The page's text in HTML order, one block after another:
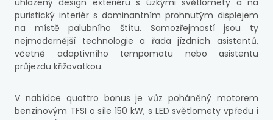
uhlazený design exteriéru s úzkými světlomety a na
puristický interiér s dominantním prohnutým displejem
na místě palubního štítu. Samozřejmostí jsou ty
nejmodernější technologie a řada jízdních asistentů,
včetně adaptivního tempomatu nebo asistentu
průjezdu křižovatkou.
V nabídce quattro bonus je vůz poháněný motorem
benzinovým TFSI o síle 150 kW, s LED světlomety vpředu i